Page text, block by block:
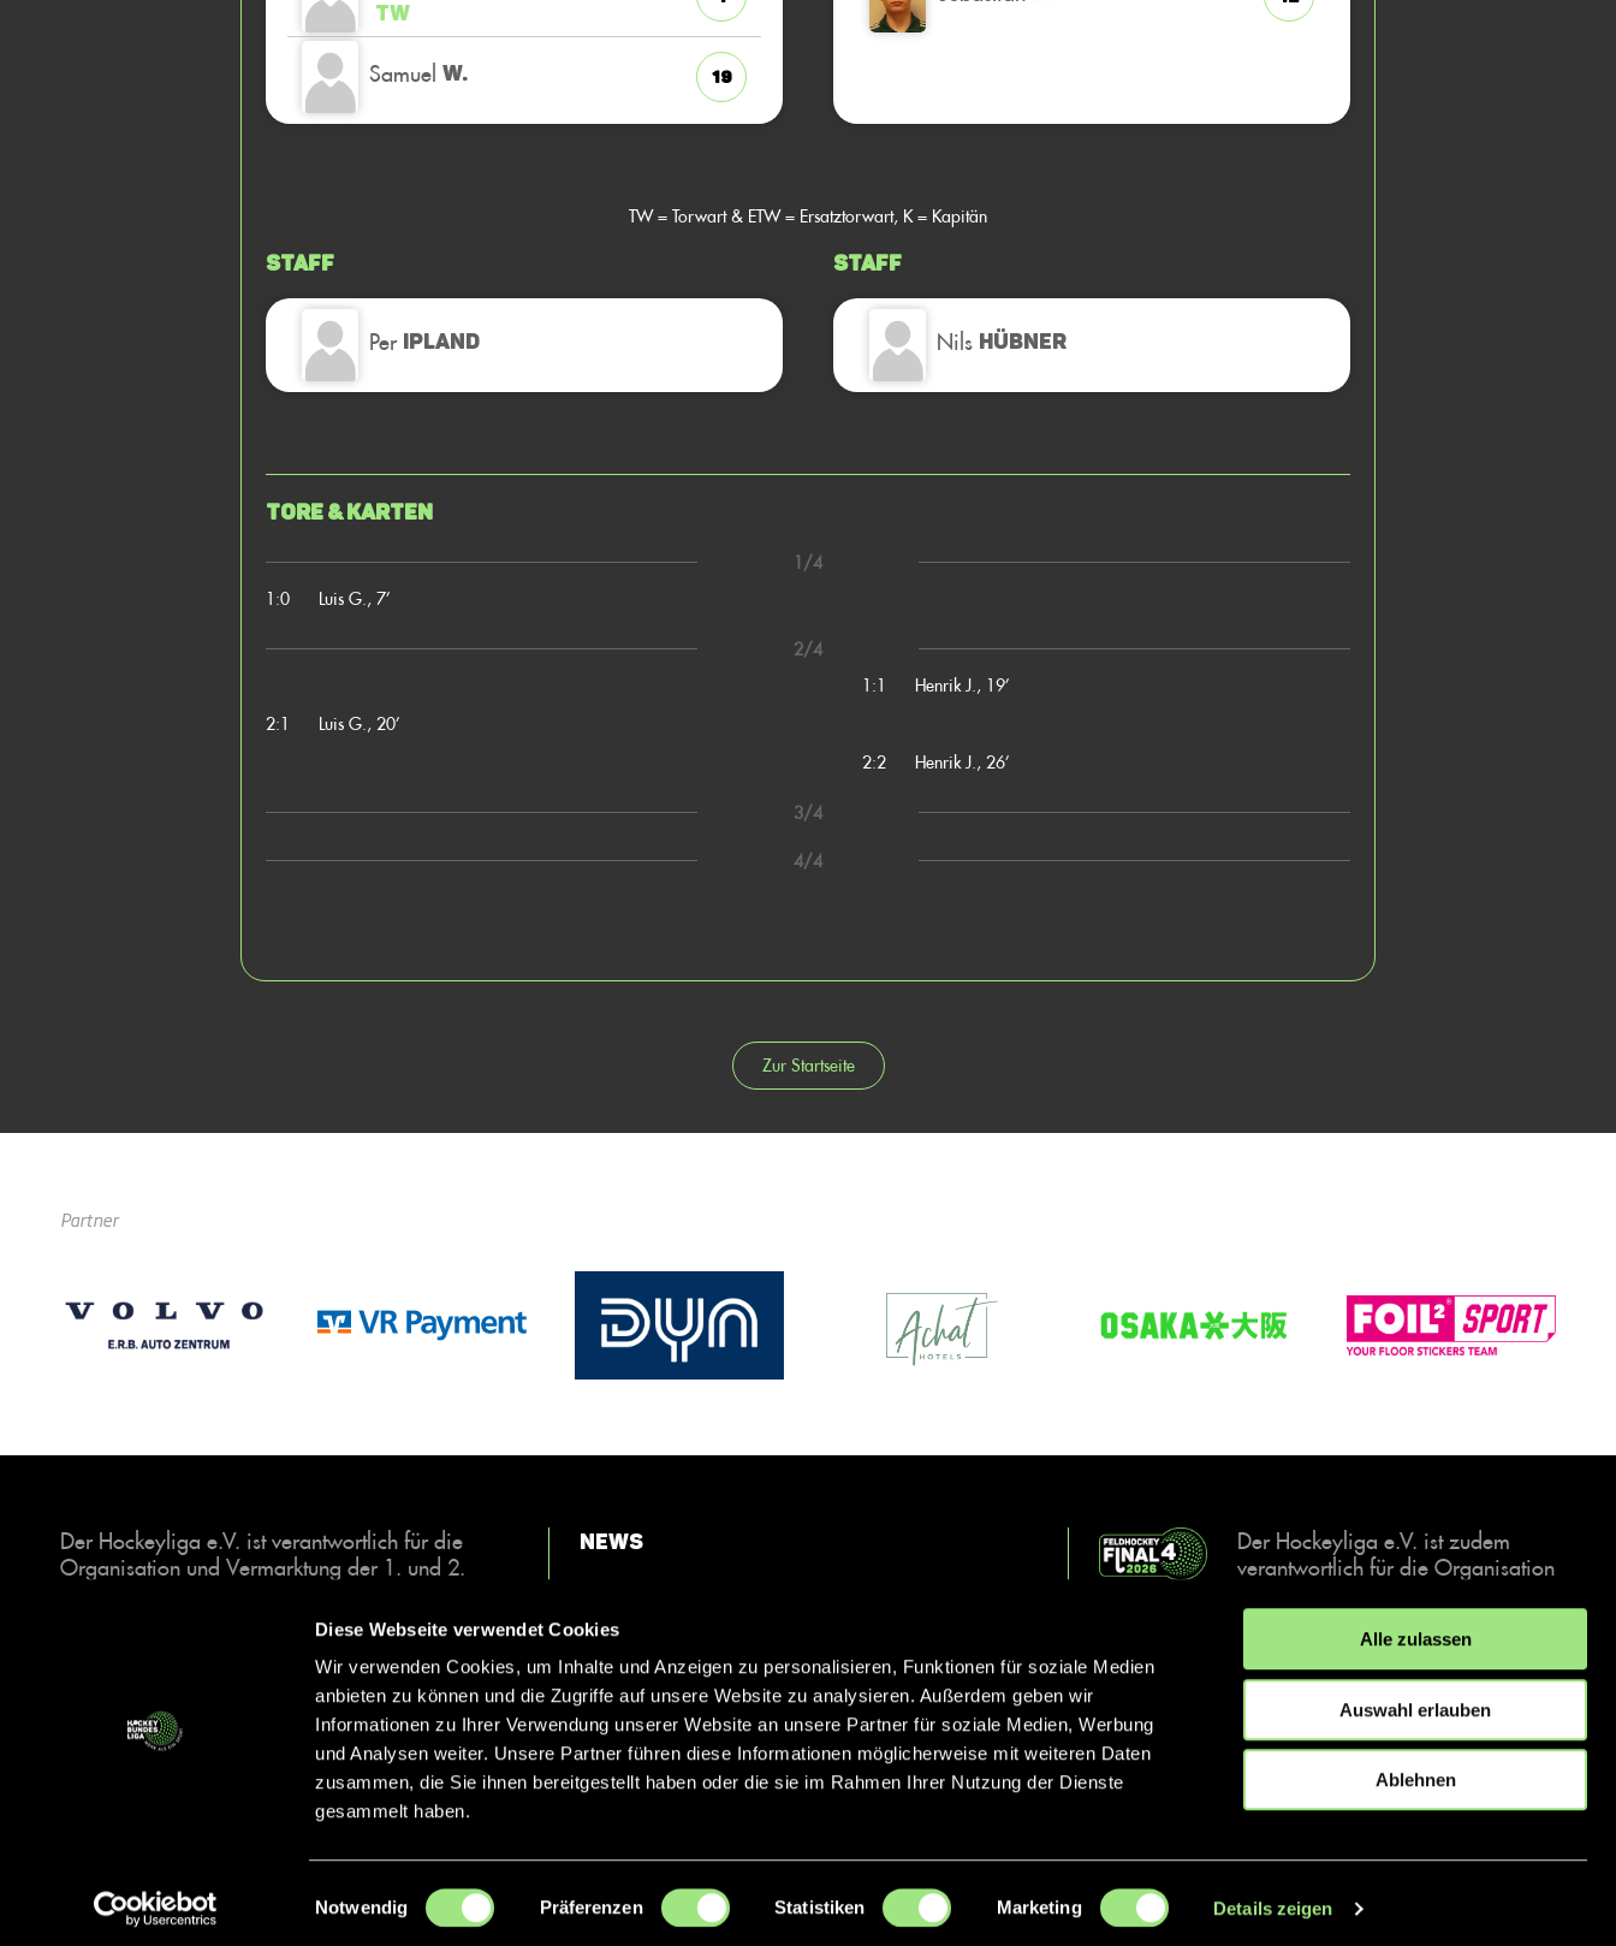
Diese Webseite verwendet Cookies
Wir verwenden Cookies, um Inhalte und Anzeigen zu personalisieren, Funktionen für soziale Medien
anbieten zu können und die Zugriffe auf unsere Website zu analysieren. Außerdem geben wir
Informationen zu Ihrer Verwendung unserer Website an unsere Partner für soziale Medien, Werbung
und Analysen weiter. Unsere Partner führen diese Informationen möglicherweise mit weiteren Daten
zusammen, die Sie ihnen bereitgestellt haben oder die sie im Rahmen Ihrer Nutzung der Dienste
gesammelt haben.
Einwilligungsauswahl
Notwendig Präferenzen Statistiken Marketing Details zeigen
Alle zulassen
Auswahl erlauben
Ablehnen
TW
Samuel W. 19
TW = Torwart & ETW = Ersatztorwart, K = Kapitän
Staff
Per IPLAND
Staff
Nils HÜBNER
Tore & Karten
1/4
1:0
Luis G., 7’
2/4
1:1
Henrik J., 19’
2:1
Luis G., 20’
2:2
Henrik J., 26’
3/4
4/4
Zur Startseite
Partner
Der Hockeyliga e.V. ist verantwortlich für die
Organisation und Vermarktung der 1. und 2.
Halle. Insgesamt sind über 60 Vereine unter dem
Dach der Hockeyliga organisiert, sowohl im
Herren als auch im Damen Bereich.
News
Kontakt
Der Hockeyliga e.V. ist zudem
verantwortlich für die Organisation
Events, der deutschen Hockey-
Meisterschaften.
IMPRESSUM DATENSCHUTZERKLÄRUNG
© 2026 hockey.de